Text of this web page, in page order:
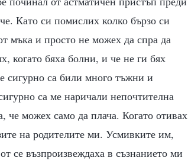
Като си помислих колко бързо си
мъка и просто не можех да спра да
когато бяха болни, и че не ги бях
сигурно са били много тъжни и
са ме наричали непочтителна
че можех само да плача. Когато отивах
на родителите ми. Усмивките им,
се възпроизвеждаха в съзнанието ми